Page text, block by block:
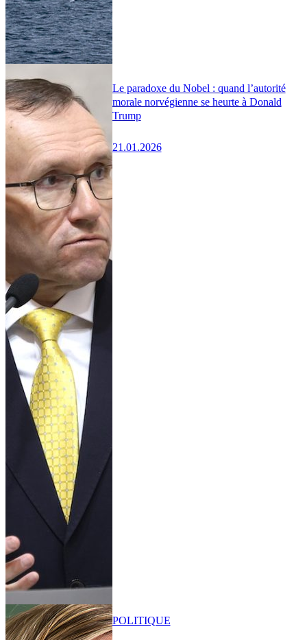
Le paradoxe du Nobel : quand l’autorité
morale norvégienne se heurte à Donald
Trump
21.01.2026
POLITIQUE